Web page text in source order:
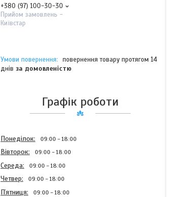
+380 (97) 100-30-30
Прийом замовлень -
Київстар
повернення товару протягом 14
днів за домовленістю
Графік роботи
Понеділок 09:00 18:00
Вівторок 09:00 18:00
Середа 09:00 18:00
Четвер 09:00 18:00
Пʼятниця 09:00 18:00